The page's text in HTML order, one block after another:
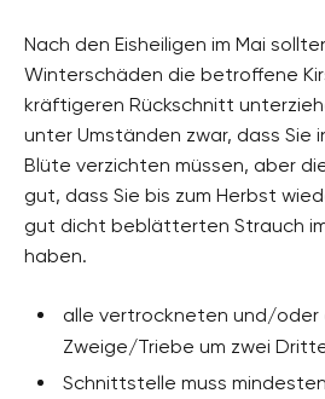
Nach den Eisheiligen im Mai
Winterschäden die betroffene
kräftigeren Rückschnitt
unter Umständen zwar, dass Sie
Blüte verzichten müssen, aber
gut, dass Sie bis zum Herbst
gut dicht beblätterten Strauch
haben.
alle vertrockneten und/oder
Zweige/Triebe um zwei
Schnittstelle muss